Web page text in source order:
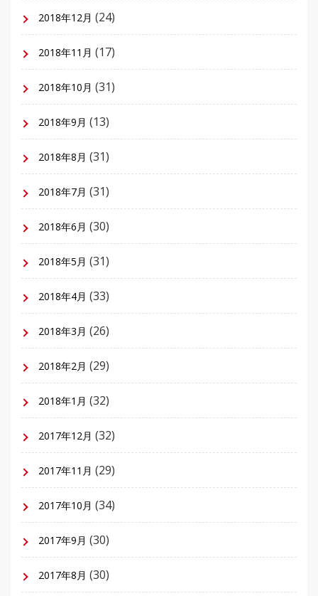
2018年12月 (24)
2018年11月 (17)
2018年10月 (31)
2018年9月 (13)
2018年8月 (31)
2018年7月 (31)
2018年6月 (30)
2018年5月 (31)
2018年4月 (33)
2018年3月 (26)
2018年2月 (29)
2018年1月 (32)
2017年12月 (32)
2017年11月 (29)
2017年10月 (34)
2017年9月 (30)
2017年8月 (30)